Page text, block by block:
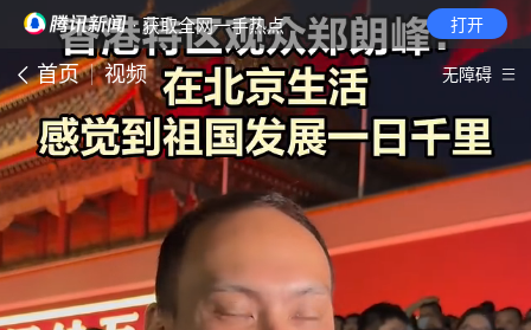
· 获取全网一手热点 打开
首页 视频 无障碍